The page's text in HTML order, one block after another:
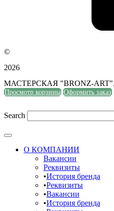
©
2026
МАСТЕРСКАЯ "BRONZ-ART".
Просмотр корзины Оформить заказ
Search
О КОМПАНИИ
Вакансии
Реквизиты
История бренда
Реквизиты
Вакансии
История бренда